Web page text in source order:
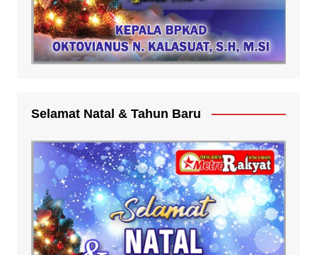
Selamat Natal & Tahun Baru